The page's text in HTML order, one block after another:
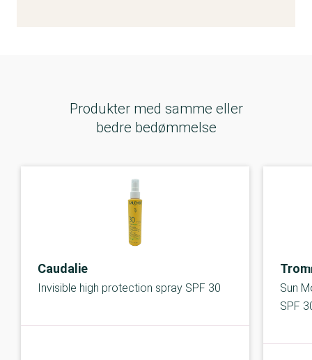
Produkter med samme eller
bedre bedømmelse
Caudalie
Invisible high protection spray SPF 30
Sun
SPF